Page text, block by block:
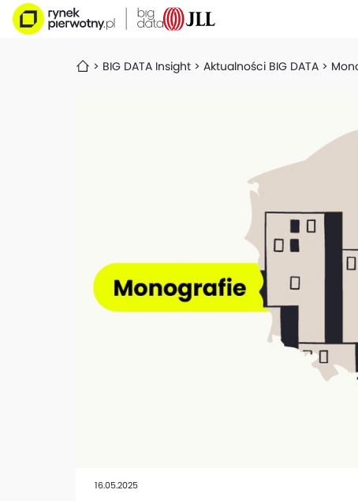
BIG DATA Insight Aktualności BIG DATA
16.05.2025